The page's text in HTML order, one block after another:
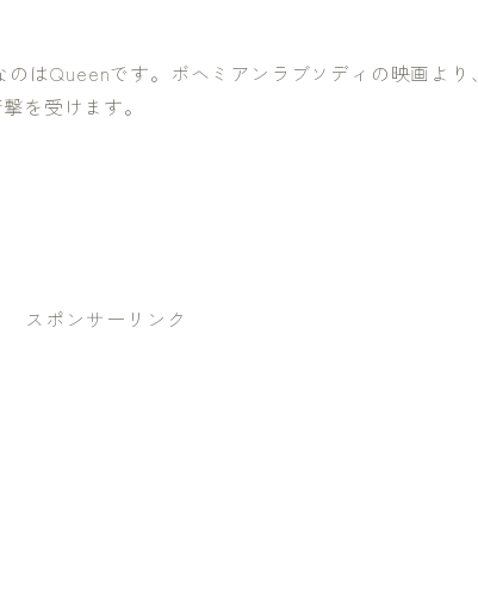
はQueenです。ボヘミアンラブソディの映画より、
を受けます。
スポンサーリンク